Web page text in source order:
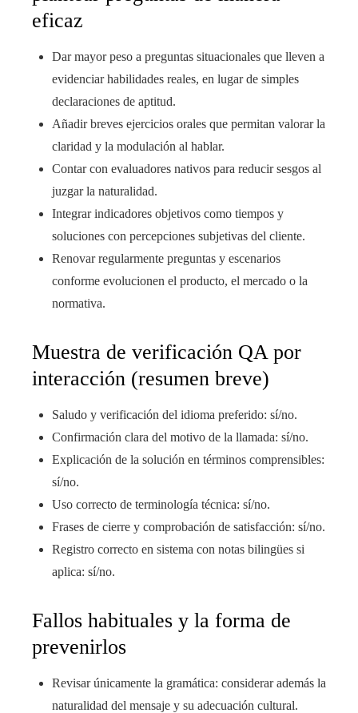
eficaz
Dar mayor peso a preguntas situacionales que lleven a
evidenciar habilidades reales, en lugar de simples
declaraciones de aptitud.
Añadir breves ejercicios orales que permitan valorar la
claridad y la modulación al hablar.
Contar con evaluadores nativos para reducir sesgos al
juzgar la naturalidad.
Integrar indicadores objetivos como tiempos y
soluciones con percepciones subjetivas del cliente.
Renovar regularmente preguntas y escenarios
conforme evolucionen el producto, el mercado o la
normativa.
Muestra de verificación QA por
interacción (resumen breve)
Saludo y verificación del idioma preferido: sí/no.
Confirmación clara del motivo de la llamada: sí/no.
Explicación de la solución en términos comprensibles:
sí/no.
Uso correcto de terminología técnica: sí/no.
Frases de cierre y comprobación de satisfacción: sí/no.
Registro correcto en sistema con notas bilingües si
aplica: sí/no.
Fallos habituales y la forma de
prevenirlos
Revisar únicamente la gramática: considerar además la
naturalidad del mensaje y su adecuación cultural.